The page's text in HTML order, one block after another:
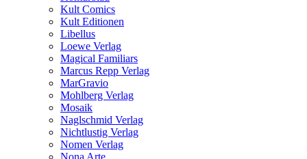
Kult Comics
Kult Editionen
Libellus
Loewe Verlag
Magical Familiars
Marcus Repp Verlag
MarGravio
Mohlberg Verlag
Mosaik
Naglschmid Verlag
Nichtlustig Verlag
Nomen Verlag
Nona Arte